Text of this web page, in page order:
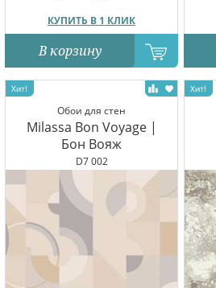
КУПИТЬ В 1 КЛИК
В корзину
Обои для стен
Milassa Bon Voyage |
Бон Вояж
D7 002